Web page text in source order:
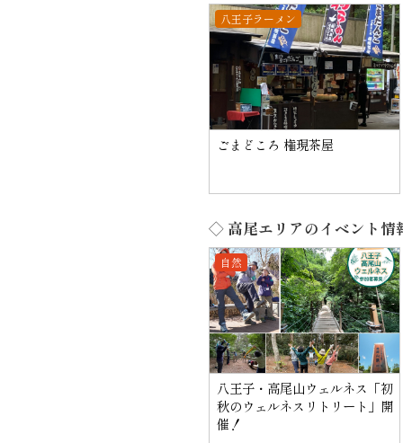
八王子ラーメン
ごまどころ 権現茶屋
◇ 高尾エリアのイベント情
自然
八王子・高尾山ウェルネス「初
秋のウェルネスリトリート」開
催！